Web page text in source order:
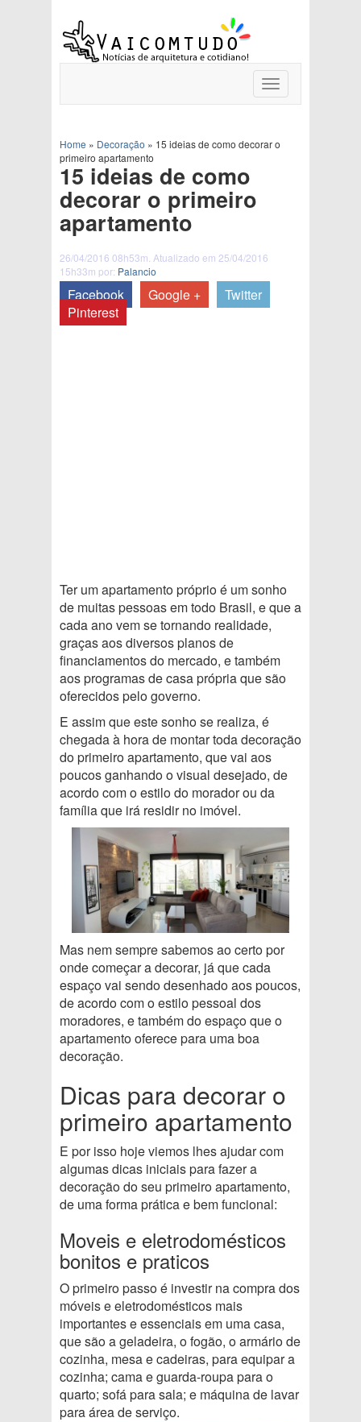
Toggle
navigation
Home » Decoração » 15 ideias de como decorar o
primeiro apartamento
15 ideias de como
decorar o primeiro
apartamento
26/04/2016 08h53m. Atualizado em 25/04/2016
15h33m por: Palancio
Facebook Google +
Twitter
Pinterest
Ter um apartamento próprio é um sonho
de muitas pessoas em todo Brasil, e que a
cada ano vem se tornando realidade,
graças aos diversos planos de
financiamentos do mercado, e também
aos programas de casa própria que são
oferecidos pelo governo.
E assim que este sonho se realiza, é
chegada à hora de montar toda decoração
do primeiro apartamento, que vai aos
poucos ganhando o visual desejado, de
acordo com o estilo do morador ou da
família que irá residir no imóvel.
Mas nem sempre sabemos ao certo por
onde começar a decorar, já que cada
espaço vai sendo desenhado aos poucos,
de acordo com o estilo pessoal dos
moradores, e também do espaço que o
apartamento oferece para uma boa
decoração.
Dicas para decorar o
primeiro apartamento
E por isso hoje viemos lhes ajudar com
algumas dicas iniciais para fazer a
decoração do seu primeiro apartamento,
de uma forma prática e bem funcional:
Moveis e eletrodomésticos
bonitos e praticos
O primeiro passo é investir na compra dos
móveis e eletrodomésticos mais
importantes e essenciais em uma casa,
que são a geladeira, o fogão, o armário de
cozinha, mesa e cadeiras, para equipar a
cozinha; cama e guarda-roupa para o
quarto; sofá para sala; e máquina de lavar
para área de serviço.